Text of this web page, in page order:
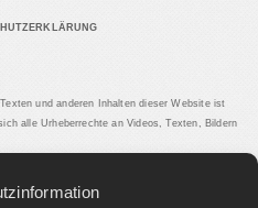
und anderen Inhalten dieser Website ist
alle Urheberrechte an Videos, Texten, Bildern